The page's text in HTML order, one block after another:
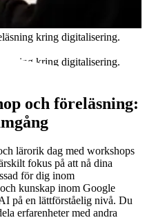
kring digitalisering.
kring digitalisering.
och föreläsning:
lärorik dag med workshops
fokus på att nå dina
för dig inom
kunskap inom Google
på en lättförståelig nivå. Du
erfarenheter med andra